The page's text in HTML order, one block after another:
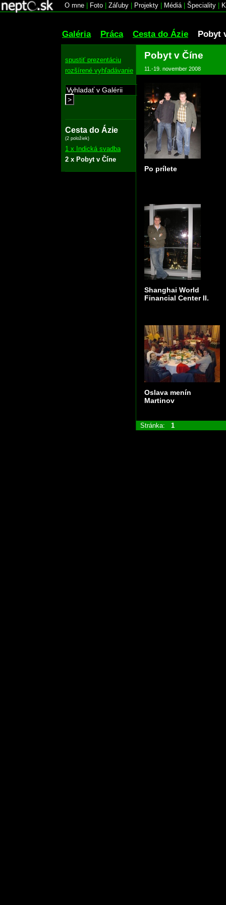
O mne Foto Záľuby Projekty Médiá| Špeciality
Galéria Práca Cesta do Ázie Pobyt
spustiť prezentáciu
rozšírené vyhľadávanie
>
Cesta do Ázie
(2 položiek)
1 x Indická svadba
2 x Pobyt v Číne
Pobyt v Číne
11.-19. november 2008
Po prílete
Shanghai World
Financial Center II.
Oslava menín
Martinov
Stránka: 1